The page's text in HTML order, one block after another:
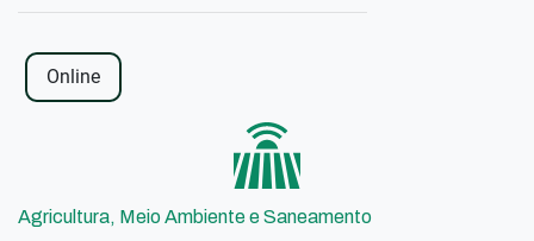
Online
Agricultura, Meio Ambiente e Saneamento